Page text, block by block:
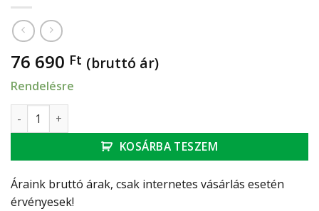
76 690 Ft (bruttó ár)
Rendelésre
Alföldi Saval 2.0 Laposöblítésű Fali WC easy plus bevonattal
KOSÁRBA TESZEM
Áraink bruttó árak, csak internetes vásárlás esetén
érvényesek!